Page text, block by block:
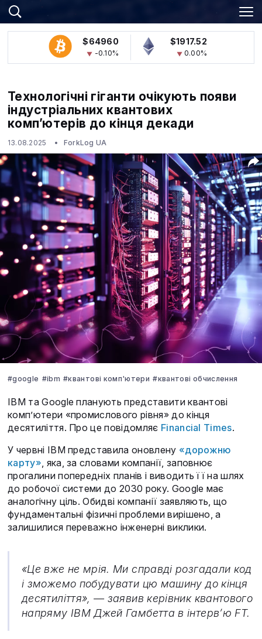
$64960
-0.10%
$1917.52
0.00%
Технологічні гіганти очікують появи
індустріальних квантових
комп’ютерів до кінця декади
13.08.2025 ForkLog UA
#google #ibm #квантові комп'ютери #квантові обчислення
IBM та Google планують представити квантові
комп’ютери «промислового рівня» до кінця
десятиліття. Про це повідомляє Financial Times.
У червні IBM представила оновлену «дорожню
карту», яка, за словами компанії, заповнює
прогалини попередніх планів і виводить її на шлях
до робочої системи до 2030 року. Google має
аналогічну ціль. Обидві компанії заявляють, що
фундаментальні фізичні проблеми вирішено, а
залишилися переважно інженерні виклики.
«Це вже не мрія. Ми справді розгадали код
і зможемо побудувати цю машину до кінця
десятиліття», — заявив керівник квантового
напряму IBM Джей Гамбетта в інтерв’ю FT.